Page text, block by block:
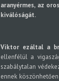
aranyérmes, az
kiválóságát.
Viktor ezáltal a
ellenfélül a
szabálytalan
ennek